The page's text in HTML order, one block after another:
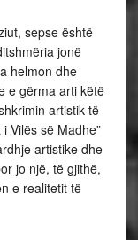
sepse është
jonë
helmon dhe
e gërma arti këtë
artistik të
Vilës së Madhe”
artistike dhe
jo një, të gjithë,
e realitetit të